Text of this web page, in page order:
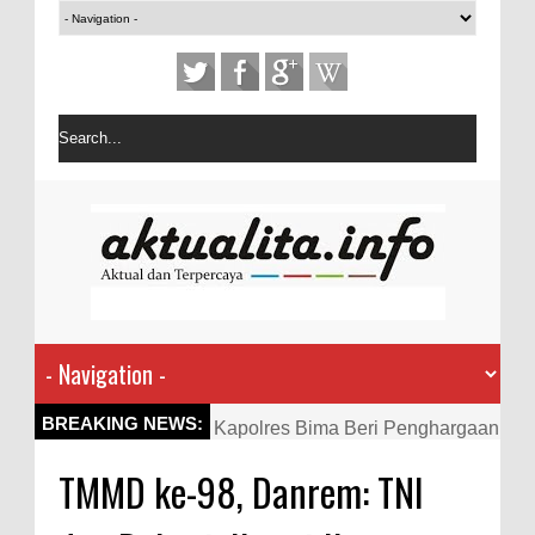
BREAKING NEWS:
Kapolres Bima Beri Penghargaan
Aktif Bantu Polisi Berantas
TMMD ke-98, Danrem: TNI